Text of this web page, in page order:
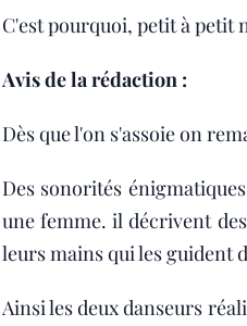
C'est pourquoi, petit à petit
Avis de la rédaction :
Dès que l'on s'assoie on
Des sonorités
une femme. il décrivent
leurs mains qui les guident
Ainsi les deux danseurs